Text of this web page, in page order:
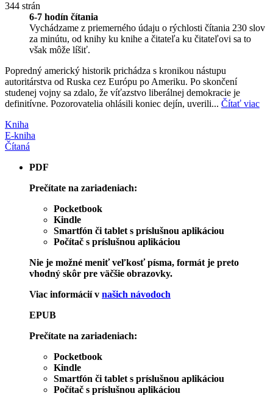
344 strán
6-7 hodín čítania
Vychádzame z priemerného údaju o rýchlosti čítania 230 slov
za minútu, od knihy ku knihe a čitateľa ku čitateľovi sa to
však môže líšiť.
Popredný americký historik prichádza s kronikou nástupu
autoritárstva od Ruska cez Európu po Ameriku. Po skončení
studenej vojny sa zdalo, že víťazstvo liberálnej demokracie je
definitívne. Pozorovatelia ohlásili koniec dejín, uverili... Čítať viac
Kniha
E-kniha
Čítaná
PDF
Prečítate na zariadeniach:
Pocketbook
Kindle
Smartfón či tablet s príslušnou aplikáciou
Počítač s príslušnou aplikáciou
Nie je možné meniť veľkosť písma, formát je preto
vhodný skôr pre väčšie obrazovky.
Viac informácií v našich návodoch
EPUB
Prečítate na zariadeniach:
Pocketbook
Kindle
Smartfón či tablet s príslušnou aplikáciou
Počítač s príslušnou aplikáciou